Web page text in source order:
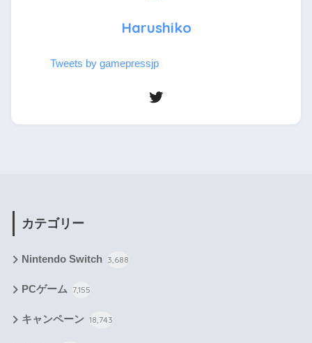
Harushiko
Tweets by gamepressjp
カテゴリー
Nintendo Switch 3,688
PCゲーム 7,155
キャンペーン 18,743